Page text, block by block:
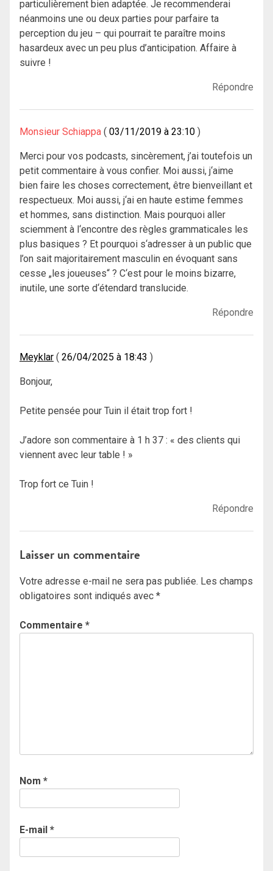
particulièrement bien adaptée. Je recommenderai
néanmoins une ou deux parties pour parfaire ta
perception du jeu – qui pourrait te paraître moins
hasardeux avec un peu plus d’anticipation. Affaire à
suivre !
Répondre
Monsieur Schiappa 03/11/2019 à 23:10
Merci pour vos podcasts, sincèrement, j’ai toutefois un
petit commentaire à vous confier. Moi aussi, j‘aime
bien faire les choses correctement, être bienveillant et
respectueux. Moi aussi, j‘ai en haute estime femmes
et hommes, sans distinction. Mais pourquoi aller
sciemment à l‘encontre des règles grammaticales les
plus basiques ? Et pourquoi s‘adresser à un public que
l’on sait majoritairement masculin en évoquant sans
cesse „les joueuses“ ? C‘est pour le moins bizarre,
inutile, une sorte d‘étendard translucide.
Répondre
Meyklar 26/04/2025 à 18:43
Bonjour,
Petite pensée pour Tuin il était trop fort !
J’adore son commentaire à 1 h 37 : « des clients qui
viennent avec leur table ! »
Trop fort ce Tuin !
Répondre
Laisser un commentaire
Votre adresse e-mail ne sera pas publiée. Les champs
obligatoires sont indiqués avec *
Commentaire *
Nom *
E-mail *